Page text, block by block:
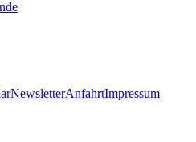
NewsletterAnfahrtImpressum